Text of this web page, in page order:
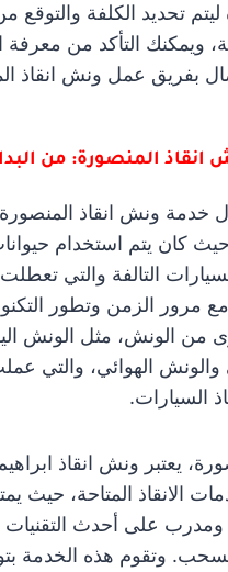
ليتم تحديد الكلفة والتوقع
ويمكنك التأكد من معرفة
بفريق عمل ونش انقاذ
انقاذ المنصورة: من
خدمة ونش انقاذ
حيث كان يتم استخدام
التالفة والتي
مرور الزمن وتطور
من الونش، مثل الونش
والونش الهوائي، والتي
السيارات.
يعتبر ونش انقاذ
الانقاذ المتاحة، حيث
على أحدث
وتقوم هذه الخدمة